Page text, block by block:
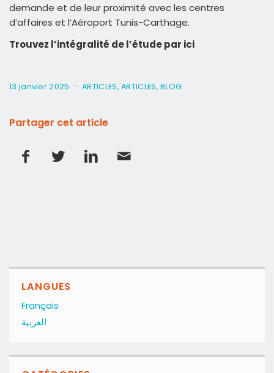
demande et de leur proximité avec les centres
d’affaires et l’Aéroport Tunis-Carthage.
Trouvez l’intégralité de l’étude par ici
13 janvier 2025 - ARTICLES,ARTICLES,BLOG
Partager cet article
LANGUES
Français
العربية